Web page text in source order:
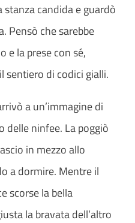
candida e guardò
Pensò che sarebbe
e la prese con sé,
sentiero di codici gialli.
a un’immagine di
delle ninfee. La poggiò
in mezzo allo
a dormire. Mentre il
scorse la bella
la bravata dell’altro